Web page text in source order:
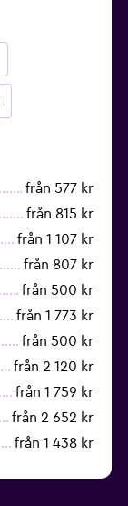
från 577 kr
från 815 kr
från 1 107 kr
från 807 kr
från 500 kr
från 1 773 kr
från 500 kr
från 2 120 kr
från 1 759 kr
från 2 652 kr
från 1 438 kr